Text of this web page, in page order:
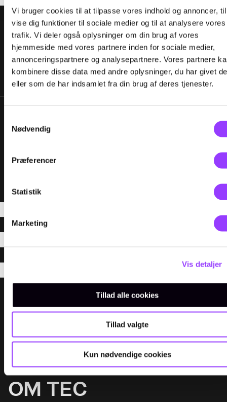
Vi bruger cookies til at tilpasse vores indhold og annoncer,
vise dig funktioner til sociale medier og til at analysere vores
trafik. Vi deler også oplysninger om din brug af vores
hjemmeside med vores partnere inden for sociale medier,
annonceringspartnere og analysepartnere. Vores partnere
kombinere disse data med andre oplysninger, du har givet
eller som de har indsamlet fra din brug af deres tjenester.
Nødvendig
Præferencer
Statistik
Marketing
Vis detaljer
Tillad alle cookies
Tillad valgte
Kun nødvendige cookies
Menu
UDDANNELSER
KURSER
FOR VIRKSOMHEDER
OM TEC